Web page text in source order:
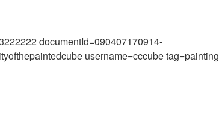
documentId=090407170914-
username=cccube tag=painting